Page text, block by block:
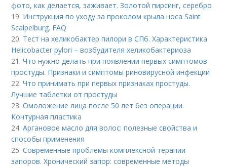
фото, как делается, заживает. Золотой пирсинг, серебро
19. Инструкция по уходу за проколом крыла носа Saint
Scalpelburg. FAQ
20. Тест на хеликобактер пилори в СПб. Характеристика
Helicobacter pylori – возбудителя хеликобактериоза
21.Что нужно делать при появлении первых симптомов
простуды. Признаки и симптомы риновирусной инфекции
22.Что принимать при первых признаках простуды.
Лучшие таблетки от простуды
23.Омоложение лица после 50 лет без операции.
Контурная пластика
24.Аргановое масло для волос: полезные свойства и
способы применения
25.Современные проблемы комплексной терапии
запоров. Хронический запор: современные методы